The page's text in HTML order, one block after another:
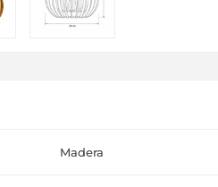
Madera